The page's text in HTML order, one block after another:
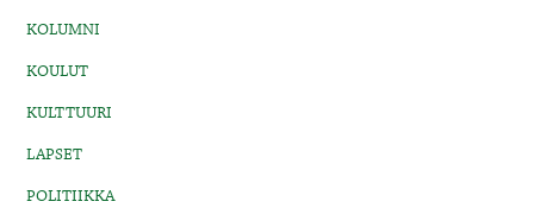
KOLUMNI
KOULUT
KULTTUURI
LAPSET
POLITIIKKA